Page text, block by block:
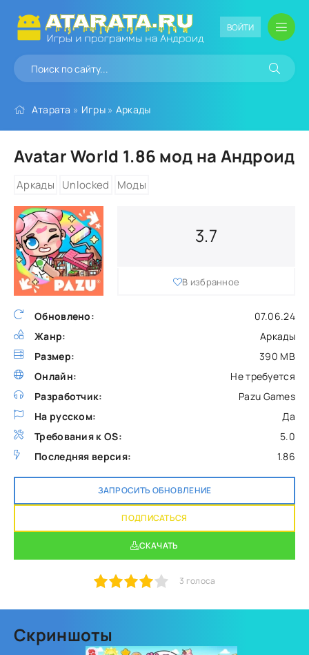
ВОЙТИ
Атарата » Игры» Аркады
Avatar World 1.86 мод на Андроид
Аркады Unlocked Моды
Обновлено:
07.06.24
Жанр:
Аркады
Размер:
390 MB
Онлайн:
Не требуется
Разработчик:
Pazu Games
На русском:
Да
Требования к OS:
5.0
Последняя версия:
1.86
3.7
В избранное
СКАЧАТЬ
ЗАПРОСИТЬ ОБНОВЛЕНИЕ
ПОДПИСАТЬСЯ
3 голоса
Скриншоты